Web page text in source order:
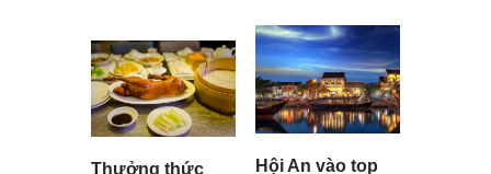
Thưởng thức
Hội An vào top